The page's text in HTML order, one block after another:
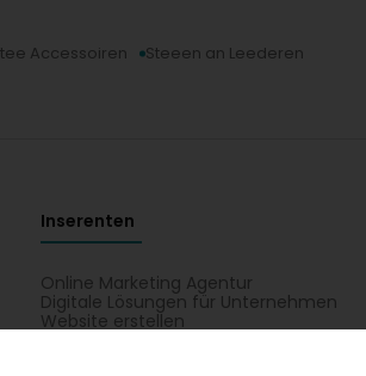
Accessoiren Steeen an Leederen
Inserenten
Online Marketing Agentur
Digitale Lösungen für Unternehmen
Website erstellen